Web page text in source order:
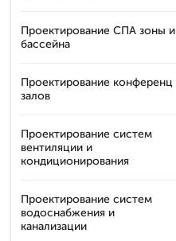
Проектирование СПА зоны и
бассейна
Проектирование конференц
залов
Проектирование систем
вентиляции и
кондиционирования
Проектирование систем
водоснабжения и
канализации